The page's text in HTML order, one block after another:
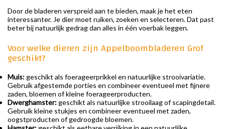
Door de bladeren verspreid aan te bieden, maak je het eten
interessanter. Je dier moet ruiken, zoeken en selecteren. Dat past
beter bij natuurlijk gedrag dan alles in één voerbak leggen.
Voor welke dieren zijn Appelboombladeren Grof
geschikt?
Muis:geschikt als foerageerprikkel en natuurlijke strooivariatie.
Gebruik afgestemde porties en combineer eventueel met fijnere
zaden, bloemen of kleine foerageerproducten.
Dwerghamster:geschikt als natuurlijke strooilaag of scapingdetail.
Gebruik kleine stukjes en combineer eventueel met zaden,
oogstproducten of gedroogde bloemen.